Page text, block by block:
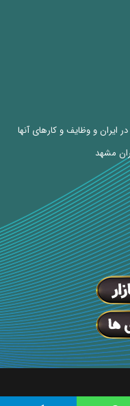
ایران و وظایف و کارهای آنها
مشهد